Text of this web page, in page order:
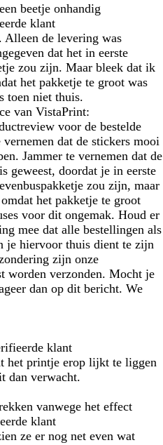
beetje onhandig
klant
Alleen de levering was
dat het in eerste
zou zijn. Maar bleek dat ik
het pakketje te groot was
toen niet thuis.
van VistaPrint:
voor de bestelde
dat de stickers mooi
Jammer te vernemen dat de
geweest, doordat je in eerste
zou zijn, maar
het pakketje te groot
voor dit ongemak. Houd er
mee dat alle bestellingen als
je hiervoor thuis dient te zijn
zijn onze
worden verzonden. Mocht je
dan op dit bericht. We
klant
het printje erop lijkt te liggen
dan verwacht.
vanwege het effect
klant
ze er nog net even wat